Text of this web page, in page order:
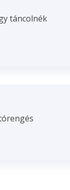
táncolnék